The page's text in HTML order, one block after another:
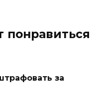
за